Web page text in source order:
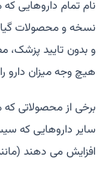
نام تمام داروهایی
نسخه و محصولات
و بدون تایید پزشک،
هیچ وجه میزان دارو
برخی از محصولاتی که
سایر داروهایی که
افزایش می دهند